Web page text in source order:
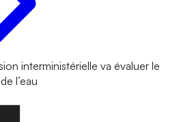
interministérielle va évaluer le
l’eau